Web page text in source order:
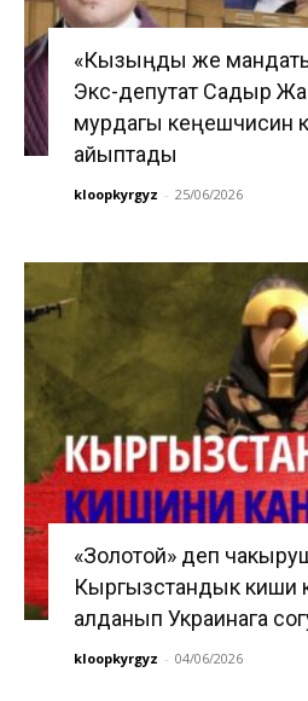
«Кызыңды же
Экс-депутат Садыр
мурдагы кеңешчисин
айыптады
kloopkyrgyz - 25/06/2026
«Золотой» деп
Кыргызстандык киши
алданып Украинага
kloopkyrgyz - 04/06/2026